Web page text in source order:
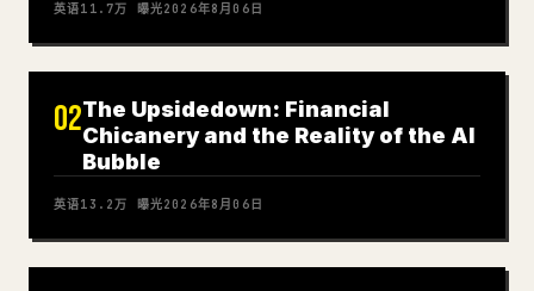
英语11.7万 曝光2026年8月06日
02The Upsidedown: Financial
Chicanery and the Reality of the AI
Bubble
英语13.2万 曝光2026年8月06日